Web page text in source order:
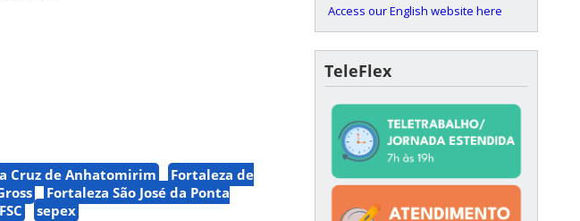
Cruz de Anhatomirim
Fortaleza de
Fortaleza São José da Ponta
sepex
Access our English website here
TeleFlex